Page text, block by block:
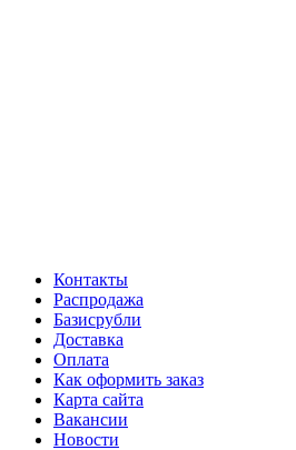
Контакты
Распродажа
Базисрубли
Доставка
Оплата
Как оформить заказ
Карта сайта
Вакансии
Новости